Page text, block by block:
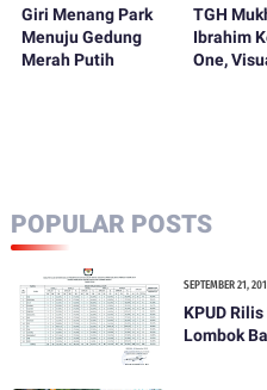
Giri Menang Park
Menuju Gedung
Merah Putih
TGH
Ibrahim
One,
POPULAR POSTS
SEPTEMBER 21,
KPUD
Lombok